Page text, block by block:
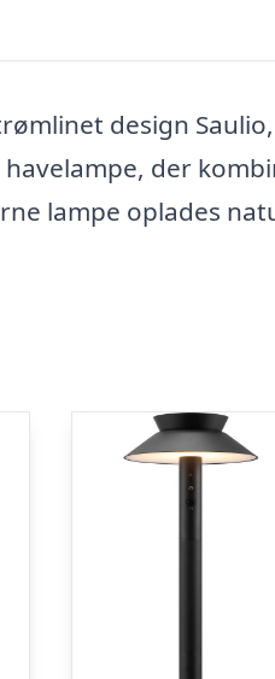
design
havelampe, der
lampe oplades